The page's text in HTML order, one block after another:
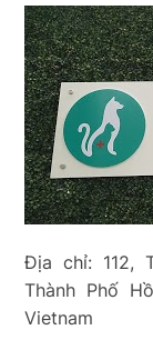
Địa chỉ: 112,
Thành Phố
Vietnam